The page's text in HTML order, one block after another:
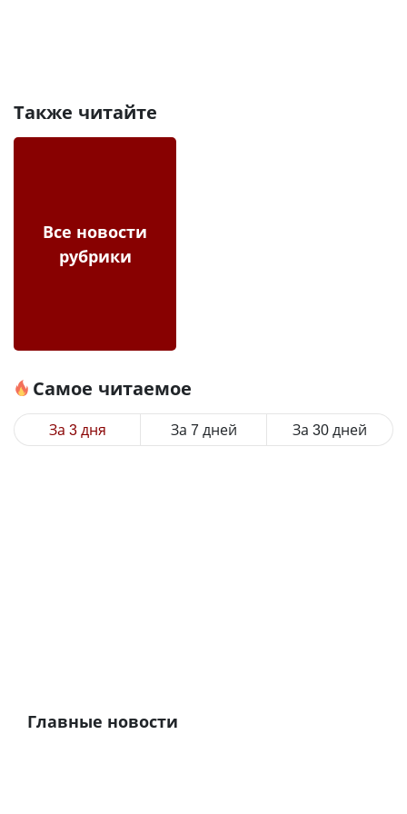
Также читайте
Все новости
рубрики
Самое читаемое
За 3 дня За 7 дней За 30 дней
Главные новости